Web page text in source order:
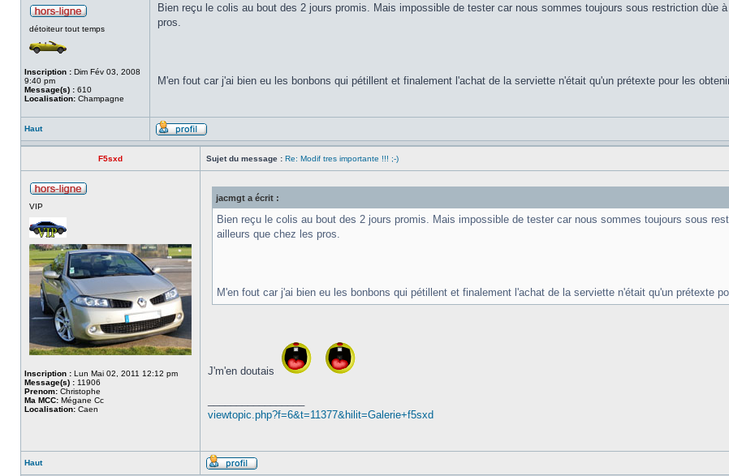
détoiteur tout temps
Inscription : Dim Fév 03, 2008
9:40 pm
Message(s) : 610
Localisation: Champagne
Bien reçu le colis au bout des 2 jours promis. Mais impossible de tester car nous sommes toujours sous restriction dùe
pros.
M'en fout car j'ai bien eu les bonbons qui pétillent et finalement l'achat de la serviette n'était qu'un prétexte pour les
Haut
F5sxd Sujet du message : Re: Modif tres importante !!! ;-)
VIP
Inscription : Lun Mai 02, 2011 12:12 pm
Message(s) : 11906
Prenom: Christophe
Ma MCC: Mégane Cc
Localisation: Caen
jacmgt a écrit :
Bien reçu le colis au bout des 2 jours promis. Mais impossible de tester car nous sommes toujours sous
ailleurs que chez les pros.
M'en fout car j'ai bien eu les bonbons qui pétillent et finalement l'achat de la serviette n'était qu'un prétexte
J'm'en doutais
viewtopic.php?f=6&t=11377&hilit=Galerie+f5sxd
Haut